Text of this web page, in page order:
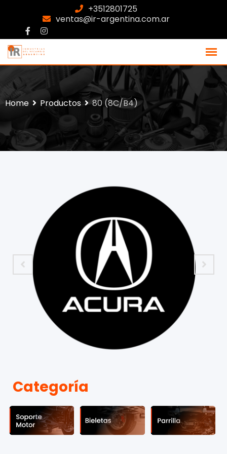
+3512801725
ventas@ir-argentina.com.ar
Home Productos 80 (8C/B4)
Categoría